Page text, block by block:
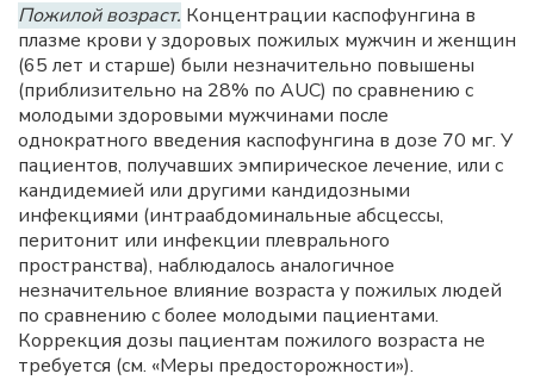
Пожилой возраст. Концентрации каспофунгина в
плазме крови у здоровых пожилых мужчин и женщин
(65 лет и старше) были незначительно повышены
(приблизительно на 28% по AUC) по сравнению с
молодыми здоровыми мужчинами после
однократного введения каспофунгина в дозе 70 мг. У
пациентов, получавших эмпирическое лечение, или с
кандидемией или другими кандидозными
инфекциями (интраабдоминальные абсцессы,
перитонит или инфекции плеврального
пространства), наблюдалось аналогичное
незначительное влияние возраста у пожилых людей
по сравнению с более молодыми пациентами.
Коррекция дозы пациентам пожилого возраста не
требуется (см. «Меры предосторожности»).